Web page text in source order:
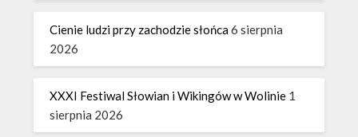
Cienie ludzi przy zachodzie słońca6 sierpnia
2026
XXXI Festiwal Słowian i Wikingów w Wolinie 1
sierpnia 2026